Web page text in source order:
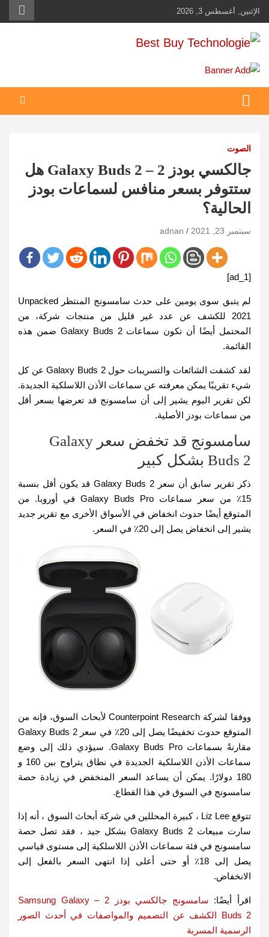
Skip
to
content
الإثنين, أغسطس 3, 2026
Best Buy Technologie
أهم مبيعات عالم التكنولوجيا
الصوت
جالكسي بودز 2 – Galaxy Buds 2 هل
ستتوفر بسعر منافس لسماعات بودز
الحالية؟
سبتمبر 23, 2021 adnan
[ad_1]
لم يتبق سوى يومين على حدث سامسونج المنتظر Unpacked
2021 للكشف عن عدد غير قليل من منتجات شركة، من
المحتمل أيضًا أن تكون سماعات Galaxy Buds 2 ضمن هذه
القائمة.
لقد كشفت الشائعات والتسريبات حول Galaxy Buds 2 عن كل
شيء تقريبًا يمكن معرفته عن سماعات الأذن اللاسلكية الجديدة.
لكن تقرير اليوم يشير إلى أن سامسونج قد تعرضها بسعر أقل
من سماعات بودز الأصلية.
سامسونج قد تخفض سعر Galaxy
Buds 2 بشكل كبير
ذكر تقرير سابق أن سعر Galaxy Buds 2 قد يكون أقل بنسبة
15٪ من سعر سماعات Galaxy Buds Pro في أوروبا. من
المتوقع أيضًا حدوث انخفاض في الأسواق الأخرى مع تقرير جديد
يشير إلى انخفاض يصل إلى 20٪ في السعر.
ووفقا لشركة Counterpoint Research لأبحاث السوق، فإنه من
المتوقع حدوث تخفيضًا يصل إلى 20٪ في سعر Galaxy Buds 2
مقارنةً بسماعات Galaxy Buds Pro. سيؤدي ذلك إلى وضع
سماعات الأذن اللاسلكية الجديدة في نطاق يتراوح بين 160 و
180 دولارًا. يمكن أن يساعد السعر المنخفض في زيادة حصة
سامسونج في السوق في هذا القطاع.
تتوقع Liz Lee ، كبيرة المحللين في شركة أبحاث السوق ، أنه إذا
سارت مبيعات Galaxy Buds 2 بشكل جيد ، فقد تصل حصة
سامسونج في فئة سماعات الأذن اللاسلكية إلى مستوى قياسي
يصل إلى 18٪ أو حتى أعلى إذا انتهى السعر بالفعل إلى
الانخفاض.
اقرأ أيضًا:
سامسونج جالكسي بودز 2 – Samsung Galaxy
Buds 2 الكشف عن التصميم والمواصفات في أحدث الصور
الرسمية المسربة